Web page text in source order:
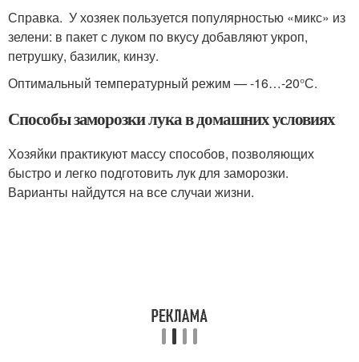
Справка. У хозяек пользуется популярностью «микс» из
зелени: в пакет с луком по вкусу добавляют укроп,
петрушку, базилик, кинзу.
Оптимальный температурный режим — -16…-20°С.
Способы заморозки лука в домашних условиях
Хозяйки практикуют массу способов, позволяющих
быстро и легко подготовить лук для заморозки.
Варианты найдутся на все случаи жизни.